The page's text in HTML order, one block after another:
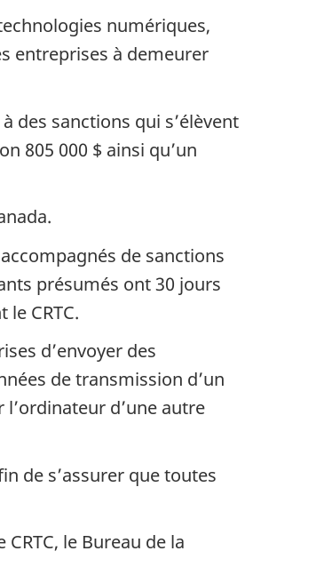
numériques,
entreprises à demeurer
des sanctions qui s’élèvent
805 000 $ ainsi qu’un
de sanctions
présumés ont 30 jours
CRTC.
d’envoyer des
de transmission d’un
d’une autre
de s’assurer que toutes
le Bureau de la